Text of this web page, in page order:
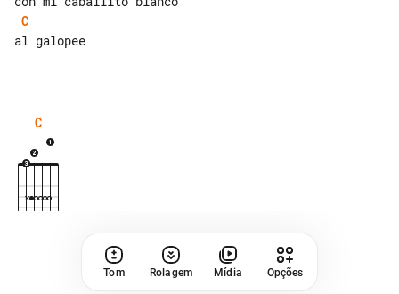
C
al galopee
C
Tom Rolagem Mídia Opções